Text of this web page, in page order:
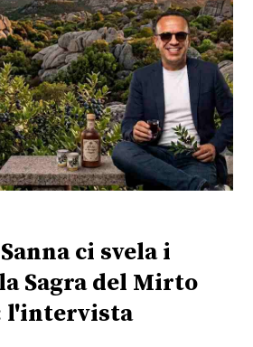
ci svela i
Sagra del Mirto
l'intervista